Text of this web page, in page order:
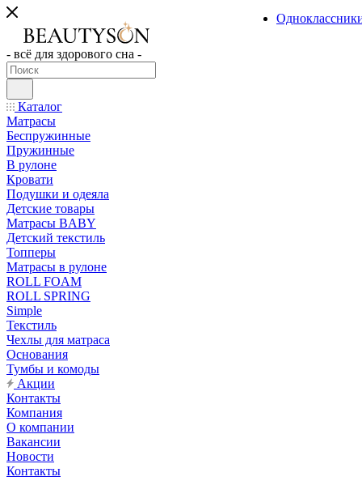
- всё для здорового сна -
Каталог
Матрасы
Беспружинные
Пружинные
В рулоне
Кровати
Подушки и одеяла
Детские товары
Матрасы BABY
Детский текстиль
Топперы
Матрасы в рулоне
ROLL FOAM
ROLL SPRING
Simple
Текстиль
Чехлы для матраса
Основания
Тумбы и комоды
Акции
Контакты
Компания
О компании
Вакансии
Новости
Контакты